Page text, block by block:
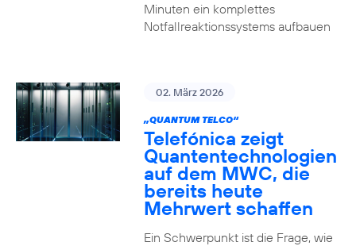
Minuten ein komplettes
Notfallreaktionssystems aufbauen
02. März 2026
„QUANTUM TELCO“
Telefónica zeigt
Quanten­technologien
auf dem MWC, die
bereits heute
Mehrwert schaffen
Ein Schwerpunkt ist die Frage, wie